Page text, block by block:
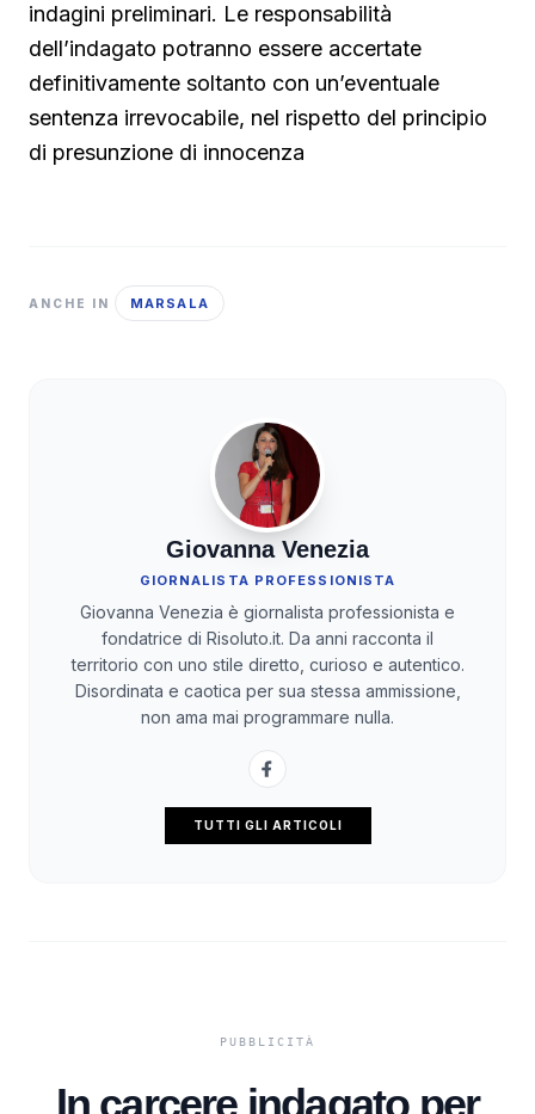
indagini preliminari. Le responsabilità
dell’indagato potranno essere accertate
definitivamente soltanto con un’eventuale
sentenza irrevocabile, nel rispetto del principio
di presunzione di innocenza
ANCHE IN MARSALA
Giovanna Venezia
GIORNALISTA PROFESSIONISTA
Giovanna Venezia è giornalista professionista e
fondatrice di Risoluto.it. Da anni racconta il
territorio con uno stile diretto, curioso e autentico.
Disordinata e caotica per sua stessa ammissione,
non ama mai programmare nulla.
TUTTI GLI ARTICOLI